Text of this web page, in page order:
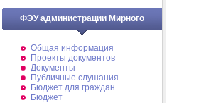
ФЭУ администрации Мирного
Общая информация
Проекты документов
Документы
Публичные слушания
Бюджет для граждан
Бюджет